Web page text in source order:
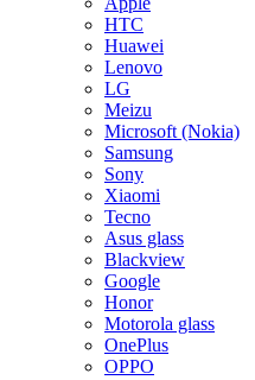
HTC
Huawei
Lenovo
LG
Meizu
Microsoft (Nokia)
Samsung
Sony
Xiaomi
Tecno
Asus glass
Blackview
Google
Honor
Motorola glass
OnePlus
OPPO